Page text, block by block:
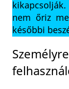
nem őriz
későbbi